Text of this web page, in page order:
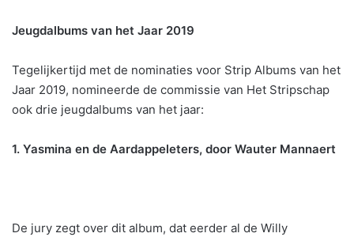
Jeugdalbums van het Jaar 2019
Tegelijkertijd met de nominaties voor Strip Albums van het
Jaar 2019, nomineerde de commissie van Het Stripschap
ook drie jeugdalbums van het jaar:
1. Yasmina en de Aardappeleters, door Wauter Mannaert
De jury zegt over dit album, dat eerder al de Willy